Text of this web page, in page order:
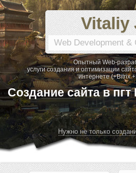
Vitaliy
Web Development &
Опытный Web-
услуги создания и оптимизации
интернете (+Bitrix
Создание сайта в
Нужно не только